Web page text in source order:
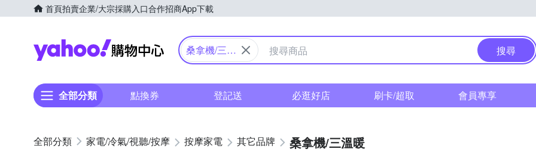
首頁拍賣企業/大宗採購入口合作招商App下載
Yahoo購物中心
桑拿機/三溫
搜尋
全部分類 點換券 登記送 必逛好店 刷卡/超取 會員專享
家電/冷氣/視聽/按摩 按摩家電 其它品牌 桑拿機/三溫暖